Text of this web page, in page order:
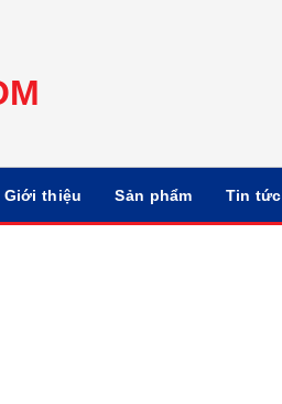
Giới thiệu Sản phẩm Tin tức